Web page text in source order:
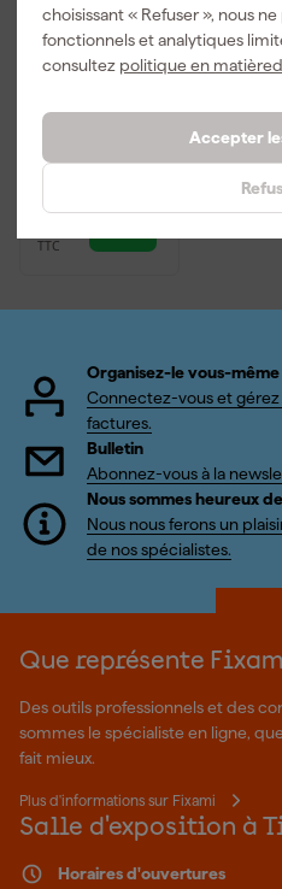
choisissant « Refuser », nous
fonctionnels et analytiques
consultez politique en
Accepter
PrimaCover
Evapo
de protection
la vapeur - 25
Livré lundi
TTC
Organisez-le vous-même
Connectez-vous et
factures.
Bulletin
Abonnez-vous à la
Nous sommes heureux
Nous nous ferons un
de nos spécialistes.
Que représente
Des outils professionnels et des
sommes le spécialiste en ligne,
fait mieux.
Plus d'informations sur Fixami
Salle d'exposition à
Horaires d'ouvertures